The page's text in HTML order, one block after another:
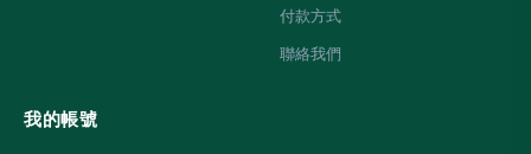
付款方式
聯絡我們
我的帳號